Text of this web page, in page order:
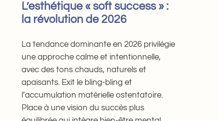
L’esthétique « soft success » :
la révolution de 2026
La tendance dominante en 2026 privilégie
une approche calme et intentionnelle,
avec des tons chauds, naturels et
apaisants. Exit le bling-bling et
l’accumulation matérielle ostentatoire.
Place à une vision du succès plus